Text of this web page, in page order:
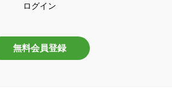
ログイン
無料会員登録